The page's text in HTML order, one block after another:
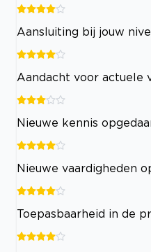
Aansluiting bij jouw
Aandacht voor actuele
Nieuwe kennis
Nieuwe vaardigheden
Toepasbaarheid in de